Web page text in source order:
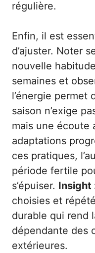
régulière.
Enfin, il est
d’ajuster. Noter
nouvelle
semaines et
l’énergie permet
saison n’exige
mais une écoute
adaptations
ces pratiques,
période fertile
s’épuiser. Insight
choisies et
durable qui rend
dépendante des
extérieures.